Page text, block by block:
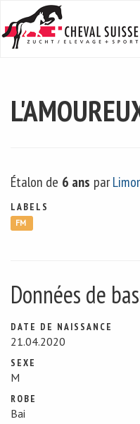
Étalon de 6 ans par
LABELS
FM
Données de
DATE DE NAISSANCE
21.04.2020
SEXE
M
ROBE
Bai